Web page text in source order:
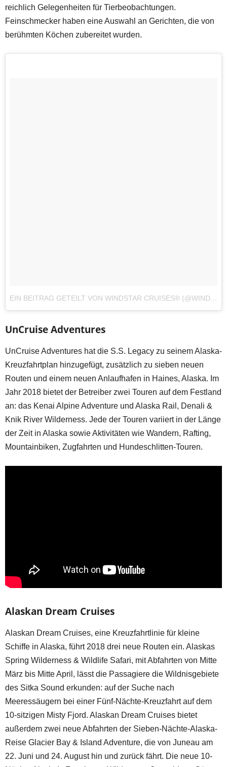
reichlich Gelegenheiten für Tierbeobachtungen.
Feinschmecker haben eine Auswahl an Gerichten, die von
berühmten Köchen zubereitet wurden.
EIN BEITRAG GETEILT VON WINDSTAR CRUISES® (@WINDSTARCRUISES)
UnCruise Adventures
UnCruise Adventures hat die S.S. Legacy zu seinem Alaska-
Kreuzfahrtplan hinzugefügt, zusätzlich zu sieben neuen
Routen und einem neuen Anlaufhafen in Haines, Alaska. Im
Jahr 2018 bietet der Betreiber zwei Touren auf dem Festland
an: das Kenai Alpine Adventure und Alaska Rail, Denali &
Knik River Wilderness. Jede der Touren variiert in der Länge
der Zeit in Alaska sowie Aktivitäten wie Wandern, Rafting,
Mountainbiken, Zugfahrten und Hundeschlitten-Touren.
Alaskan Dream Cruises
Alaskan Dream Cruises, eine Kreuzfahrtlinie für kleine
Schiffe in Alaska, führt 2018 drei neue Routen ein. Alaskas
Spring Wilderness & Wildlife Safari, mit Abfahrten von Mitte
März bis Mitte April, lässt die Passagiere die Wildnisgebiete
des Sitka Sound erkunden: auf der Suche nach
Meeressäugern bei einer Fünf-Nächte-Kreuzfahrt auf dem
10-sitzigen Misty Fjord. Alaskan Dream Cruises bietet
außerdem zwei neue Abfahrten der Sieben-Nächte-Alaska-
Reise Glacier Bay & Island Adventure, die von Juneau am
22. Juni und 24. August hin und zurück fährt. Die neue 10-